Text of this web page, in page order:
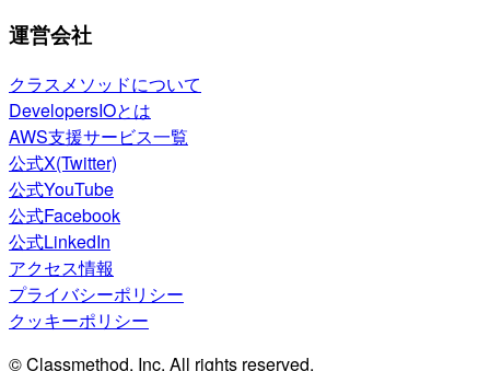
運営会社
クラスメソッドについて
DevelopersIOとは
AWS支援サービス一覧
公式X(Twitter)
公式YouTube
公式Facebook
公式LinkedIn
アクセス情報
プライバシーポリシー
クッキーポリシー
© Classmethod, Inc. All rights reserved.